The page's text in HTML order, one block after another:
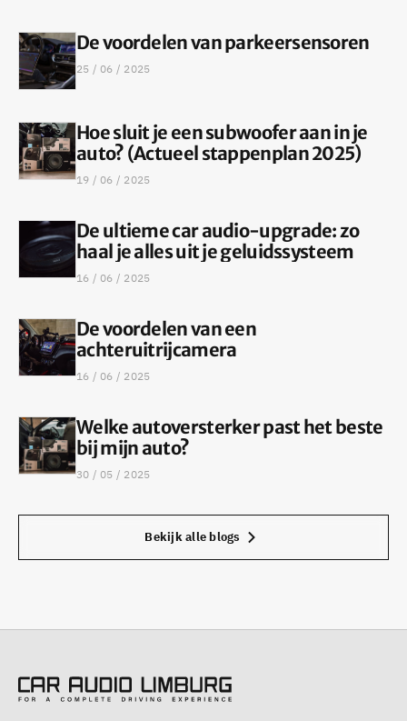
De voordelen van parkeersensoren
25 / 06 / 2025
Hoe sluit je een subwoofer aan in je
auto? (Actueel stappenplan 2025)
19 / 06 / 2025
De ultieme car audio-upgrade: zo
haal je alles uit je geluidssysteem
16 / 06 / 2025
De voordelen van een
achteruitrijcamera
16 / 06 / 2025
Welke autoversterker past het beste
bij mijn auto?
30 / 05 / 2025
Bekijk alle blogs